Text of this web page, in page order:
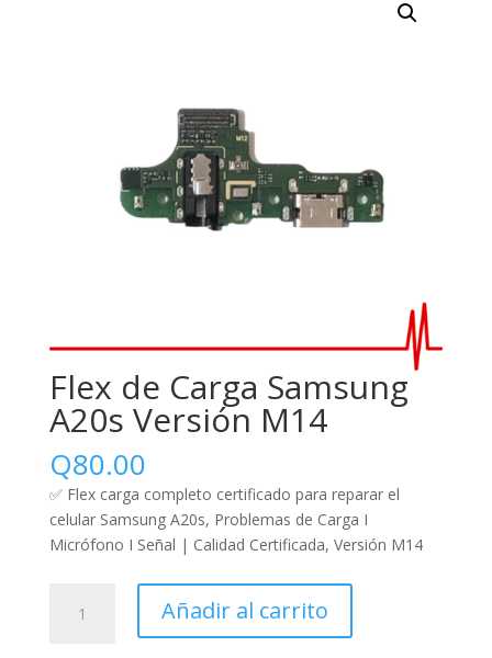
Flex de Carga Samsung
A20s Versión M14
Q80.00
✅ Flex carga completo certificado para reparar el
celular Samsung A20s, Problemas de Carga I
Micrófono I Señal | Calidad Certificada, Versión M14
Añadir al carrito